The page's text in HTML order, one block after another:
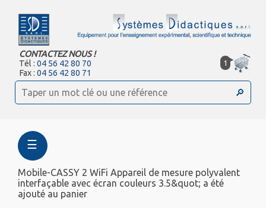
CONTACTEZ NOUS !
Tél :04 56 42 80 70
Fax :04 56 42 80 71
1
☰
Mobile-CASSY 2 WiFi Appareil de mesure polyvalent
interfaçable avec écran couleurs 3.5&quot; a été
ajouté au panier